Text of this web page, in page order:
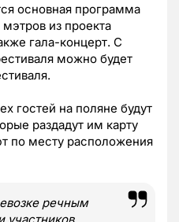
основная программа
из проекта
гала-концерт. С
можно будет
гостей на поляне будут
раздадут им карту
по месту расположения
речным
участников